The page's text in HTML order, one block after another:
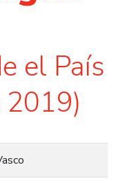
el País
2019)